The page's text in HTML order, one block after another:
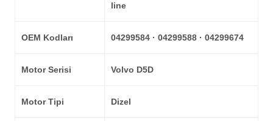
line
OEM Kodları 04299584 · 04299588 · 04299674
Motor Serisi Volvo D5D
Motor Tipi Dizel